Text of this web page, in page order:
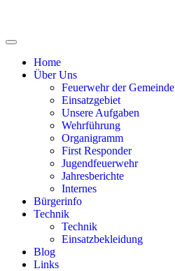
Home
Über Uns
Feuerwehr der Gemeinde
Einsatzgebiet
Unsere Aufgaben
Wehrführung
Organigramm
First Responder
Jugendfeuerwehr
Jahresberichte
Internes
Bürgerinfo
Technik
Technik
Einsatzbekleidung
Blog
Links